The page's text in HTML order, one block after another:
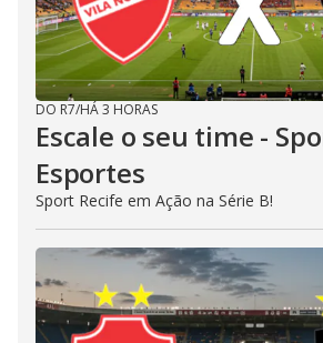
DO R7/HÁ 3 HORAS
Escale o seu time -
Esportes
Sport Recife em Ação na Série B!